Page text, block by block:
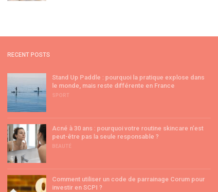
RECENT POSTS
Stand Up Paddle : pourquoi la pratique explose dans
le monde, mais reste différente en France
SPORT
Acné à 30 ans : pourquoi votre routine skincare n’est
peut-être pas la seule responsable ?
BEAUTÉ
Comment utiliser un code de parrainage Corum pour
investir en SCPI ?